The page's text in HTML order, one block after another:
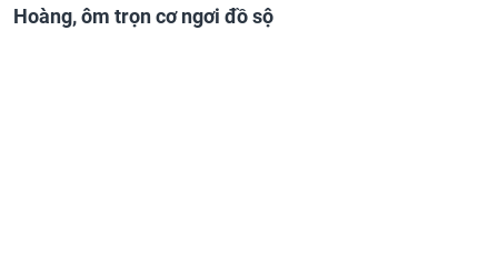
Hoàng, ôm trọn cơ ngơi đồ sộ